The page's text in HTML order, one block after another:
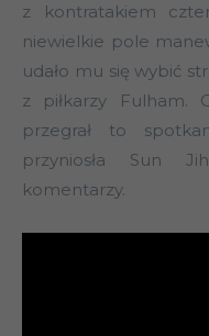
z kontratakiem
niewielkie pole
udało mu się wybić
z piłkarzy Fulham.
przegrał to
przyniosła Sun
komentarzy.